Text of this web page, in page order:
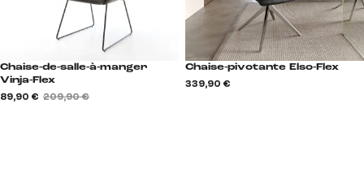
Chaise-de-salle-à-manger
Vinja-Flex
89,90 € 209,90 €
Chaise-pivotante Elso-Flex
339,90 €